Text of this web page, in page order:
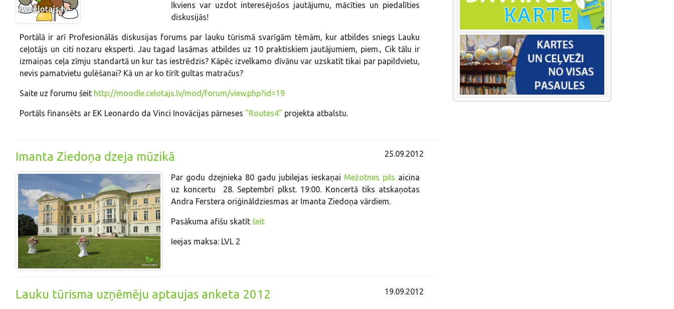
Ikviens var uzdot interesējošos jautājumu, mācīties un piedalīties
diskusijās!
Portālā ir arī Profesionālās diskusijas forums par lauku tūrismā svarīgām tēmām, kur atbildes sniegs Lauku
ceļotājs un citi nozaru eksperti. Jau tagad lasāmas atbildes uz 10 praktiskiem jautājumiem, piem., Cik tālu ir
izmaiņas ceļa zīmju standartā un kur tas iestrēdzis? Kāpēc izvelkamo dīvānu var uzskatīt tikai par papildvietu,
nevis pamatvietu gulēšanai? Kā un ar ko tīrīt gultas matračus?
Saite uz forumu šeit http://moodle.celotajs.lv/mod/forum/view.php?id=19
Portāls finansēts ar EK Leonardo da Vinci Inovācijas pārneses "Routes4" projekta atbalstu.
Imanta Ziedoņa dzeja mūzikā 25.09.2012
Par godu dzejnieka 80 gadu jubilejas ieskaņai Mežotnes pils aicina
uz koncertu 28. Septembrī plkst. 19:00. Koncertā tiks atskaņotas
Andra Ferstera oriģināldziesmas ar Imanta Ziedoņa vārdiem.
Pasākuma afišu skatīt šeit
Ieejas maksa: LVL 2
Lauku tūrisma uzņēmēju aptaujas anketa 2012 19.09.2012